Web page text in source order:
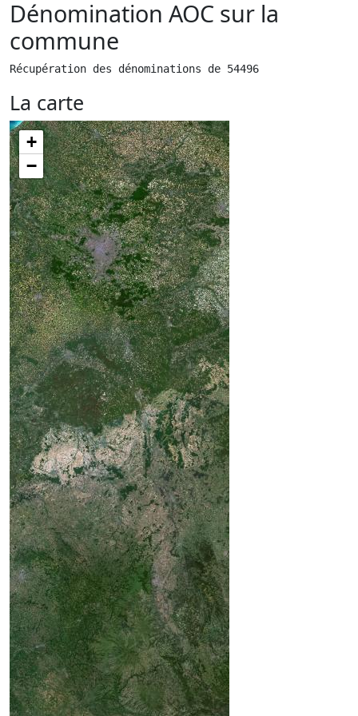
Dénomination AOC sur la
commune
Récupération des dénominations de 54496
La carte
+
−